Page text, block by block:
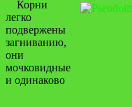
Корни
легко
подвержены
загниванию,
они
мочковидные
и одинаково